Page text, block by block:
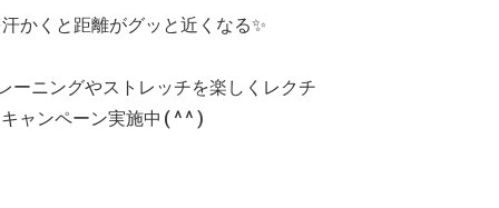
かくと距離がグッと近くなる✨
ーニングやストレッチを楽しくレクチ
ャンペーン実施中(^^)